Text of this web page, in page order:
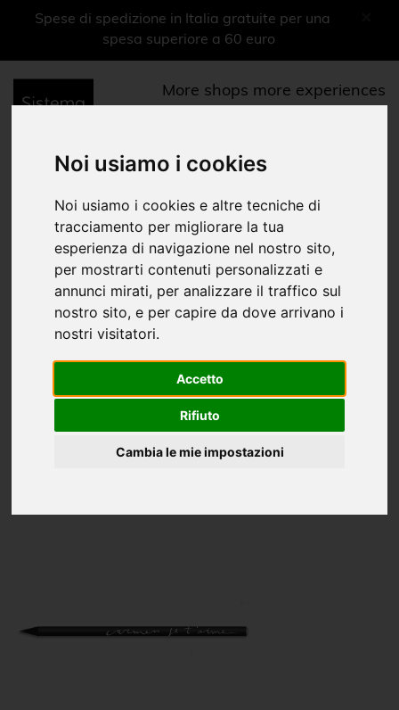
Noi usiamo i cookies
Noi usiamo i cookies e altre tecniche di
tracciamento per migliorare la tua
esperienza di navigazione nel nostro sito,
per mostrarti contenuti personalizzati e
annunci mirati, per analizzare il traffico sul
nostro sito, e per capire da dove arrivano i
nostri visitatori.
Accetto
Rifiuto
Cambia le mie impostazioni
Spese di spedizione in Italia gratuite per una
spesa superiore a 60 euro
More shops more experiences
Oggettistica
Linea Opera
| Shop Musei Arena Sferisterio Oggettistica
Ragazzi
Oggettistica